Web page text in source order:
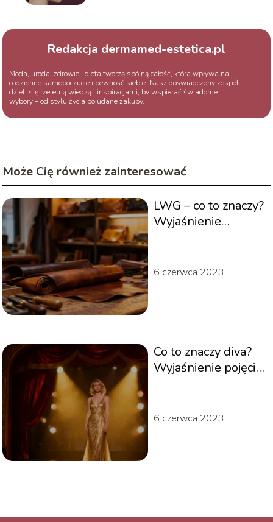
Redakcja dermamed-estetica.pl
Moda, uroda, zdrowie i dieta tworzą spójną całość, która wpływa na
codzienne samopoczucie i pewność siebie. Nasz doświadczony zespół
dzieli się rzetelną wiedzą i inspiracjami, by wspierać świadome
wybory – od stylu życia po udane zakupy.
Może Cię również zainteresować
LWG – co to znaczy?
Wyjaśnienie
6 czerwca 2023
Co to znaczy diva?
Wyjaśnienie pojęcia
6 czerwca 2023